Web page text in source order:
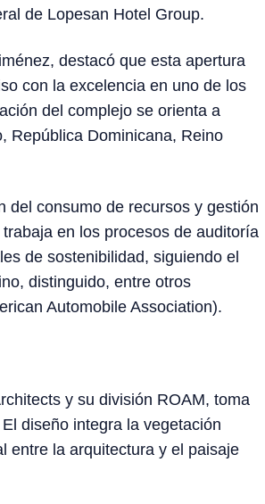
de Lopesan Hotel Group.
destacó que esta apertura
con la excelencia en uno de los
del complejo se orienta a
República Dominicana, Reino
del consumo de recursos y gestión
en los procesos de auditoría
de sostenibilidad, siguiendo el
distinguido, entre otros
Automobile Association).
y su división ROAM, toma
diseño integra la vegetación
entre la arquitectura y el paisaje